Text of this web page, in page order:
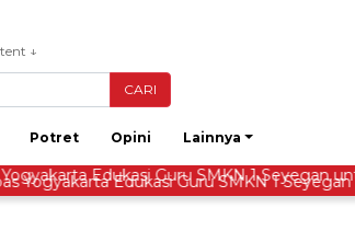
↓
CARI
Potret Opini Lainnya
Edukasi Guru SMKN 1 Seyegan